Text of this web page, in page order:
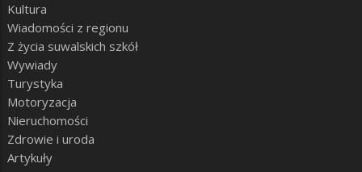
Kultura
Wiadomości z regionu
Z życia suwalskich szkół
Wywiady
Turystyka
Motoryzacja
Nieruchomości
Zdrowie i uroda
Artykuły